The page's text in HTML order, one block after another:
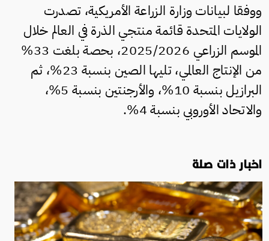
ووفقا لبيانات وزارة الزراعة الأمريكية، تصدرت
الولايات المتحدة قائمة منتجي الذرة في العالم خلال
الموسم الزراعي 2025/2026، بحصة بلغت 33%
من الإنتاج العالمي، تليها الصين بنسبة 23%، ثم
البرازيل بنسبة 10%، والأرجنتين بنسبة 5%،
والاتحاد الأوروبي بنسبة 4%.
اخبار ذات صلة